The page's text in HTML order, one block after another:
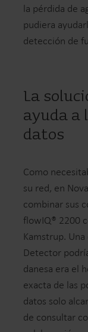
la pérdida de
pudiera
detección de
La
ayuda a
datos
Como
su red, en
combinar sus
flowIQ® 2200
Kamstrup.
Detector
danesa era el
exacta de las
datos solo
de consultar